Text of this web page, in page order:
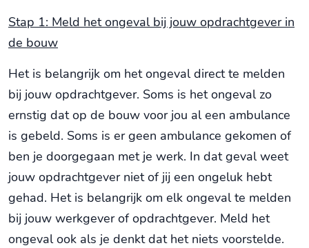
Stap 1: Meld het ongeval bij jouw opdrachtgever in
de bouw
Het is belangrijk om het ongeval direct te melden
bij jouw opdrachtgever. Soms is het ongeval zo
ernstig dat op de bouw voor jou al een ambulance
is gebeld. Soms is er geen ambulance gekomen of
ben je doorgegaan met je werk. In dat geval weet
jouw opdrachtgever niet of jij een ongeluk hebt
gehad. Het is belangrijk om elk ongeval te melden
bij jouw werkgever of opdrachtgever. Meld het
ongeval ook als je denkt dat het niets voorstelde.